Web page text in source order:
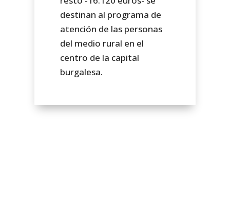
destinan al programa de
atención de las personas
del medio rural en el
centro de la capital
burgalesa.